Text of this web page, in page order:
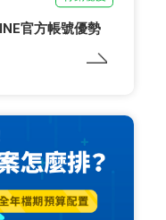
官方帳號優勢